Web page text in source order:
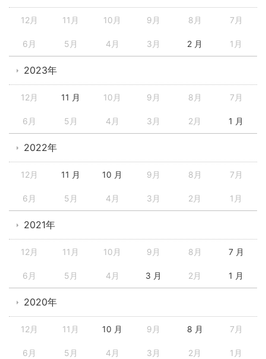
12月 11月 10月 9月 8月 7月
6月 5月 4月 3月 2 月 1月
2023年
12月 11 月 10月 9月 8月 7月
6月 5月 4月 3月 2月 1 月
2022年
12月 11 月 10 月 9月 8月 7月
6月 5月 4月 3月 2月 1月
2021年
12月 11月 10月 9月 8月 7 月
6月 5月 4月 3 月 2月 1 月
2020年
12月 11月 10 月 9月 8 月 7月
6月 5月 4月 3月 2月 1月